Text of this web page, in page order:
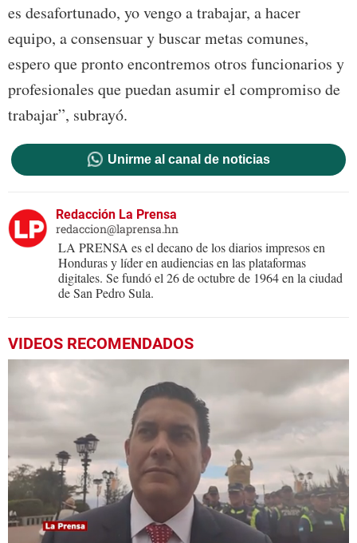
es desafortunado, yo vengo a trabajar, a hacer
equipo, a consensuar y buscar metas comunes,
espero que pronto encontremos otros funcionarios y
profesionales que puedan asumir el compromiso de
trabajar”, subrayó.
Unirme al canal de noticias
Redacción La Prensa
redaccion@laprensa.hn
LA PRENSA es el decano de los diarios impresos en
Honduras y líder en audiencias en las plataformas
digitales. Se fundó el 26 de octubre de 1964 en la ciudad
de San Pedro Sula.
VIDEOS RECOMENDADOS